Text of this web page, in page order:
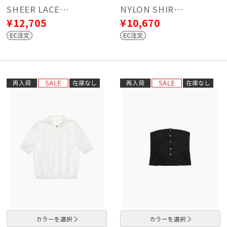
SHEER LACE…
¥12,705
NYLON SHIR…
¥10,670
カラーを選択 カラーを選択